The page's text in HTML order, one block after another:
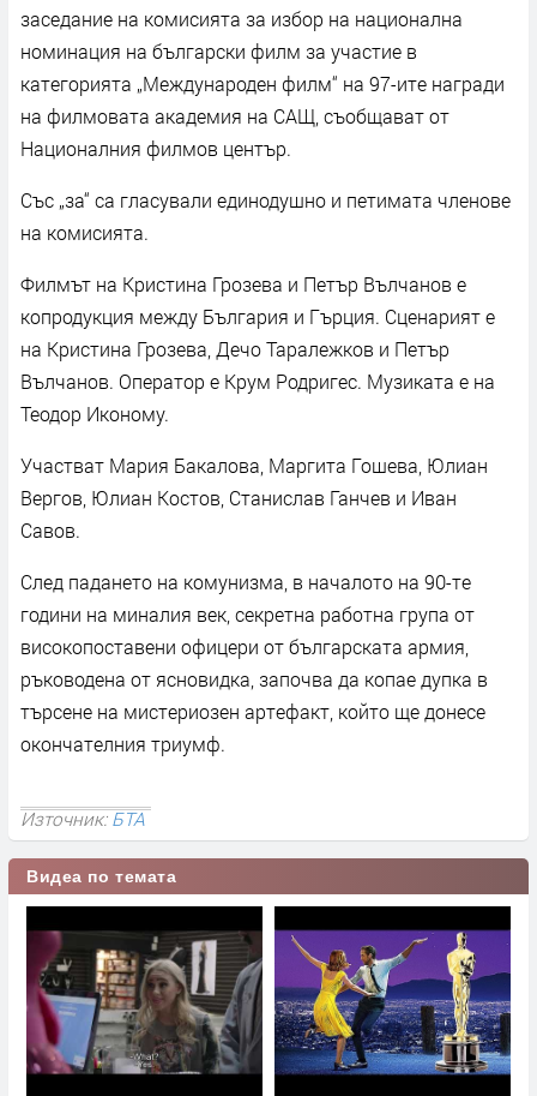
заседание на комисията за избор на национална
номинация на български филм за участие в
категорията „Международен филм“ на 97-ите награди
на филмовата академия на САЩ, съобщават от
Националния филмов център.
Със „за“ са гласували единодушно и петимата членове
на комисията.
Филмът на Кристина Грозева и Петър Вълчанов е
копродукция между България и Гърция. Сценарият е
на Кристина Грозева, Дечо Таралежков и Петър
Вълчанов. Оператор е Крум Родригес. Музиката е на
Теодор Иконому.
Участват Мария Бакалова, Маргита Гошева, Юлиан
Вергов, Юлиан Костов, Станислав Ганчев и Иван
Савов.
След падането на комунизма, в началото на 90-те
години на миналия век, секретна работна група от
високопоставени офицери от българската армия,
ръководена от ясновидка, започва да копае дупка в
търсене на мистериозен артефакт, който ще донесе
окончателния триумф.
Източник:БТА
Видеа по темата